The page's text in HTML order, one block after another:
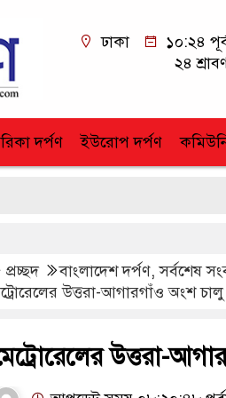
ঢাকা
১০:২৪
২৪
দর্পণ ইউরোপ দর্পণ
প্রচ্ছদ বাংলাদেশ দর্পণ,সর্বশেষ
উত্তরা-আগারগাঁও অংশ
উত্তরা-